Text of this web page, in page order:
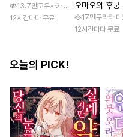
13.7만코우사카 리토 / 아기토기 아쿠
12시간마다 무료
오마오의 후궁
수께끼 풀이수
17만쿠라타
12시간마다 무료
오늘의 PICK!